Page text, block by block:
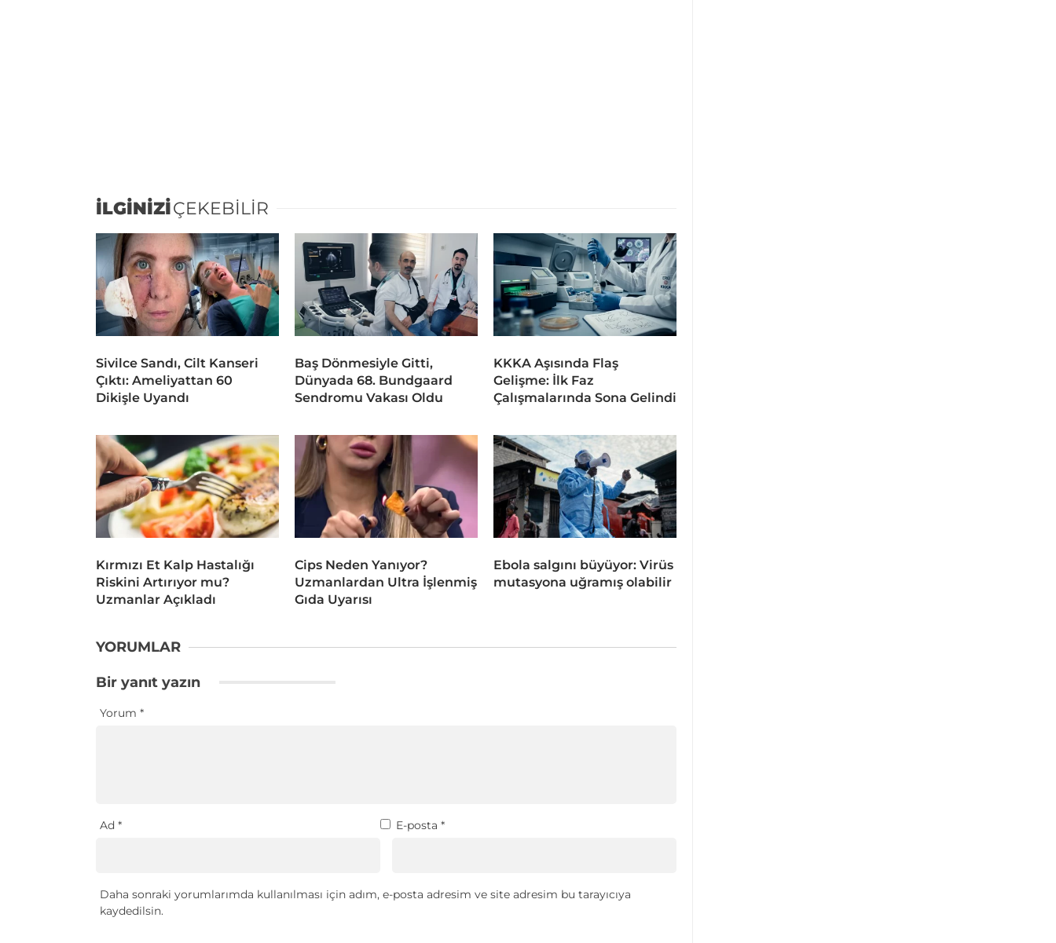
İLGİNİZİÇEKEBİLİR
Sivilce Sandı, Cilt Kanseri
Çıktı: Ameliyattan 60
Dikişle Uyandı
Baş Dönmesiyle Gitti,
Dünyada 68. Bundgaard
Sendromu Vakası Oldu
KKKA Aşısında Flaş
Gelişme: İlk Faz
Çalışmalarında Sona Gelindi
Kırmızı Et Kalp Hastalığı
Riskini Artırıyor mu?
Uzmanlar Açıkladı
Cips Neden Yanıyor?
Uzmanlardan Ultra İşlenmiş
Gıda Uyarısı
Ebola salgını büyüyor: Virüs
mutasyona uğramış olabilir
YORUMLAR
Bir yanıt yazın
Yorum *
Ad * E-posta *
Daha sonraki yorumlarımda kullanılması için adım, e-posta adresim ve site adresim bu tarayıcıya
kaydedilsin.